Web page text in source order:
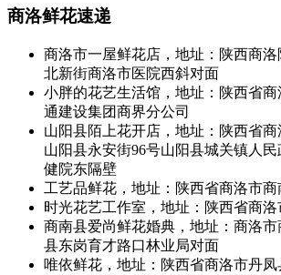
商洛鲜花速递
商洛市一屋鲜花店，地址：陕西商
北新街商洛市医院西斜对面
小胖的花艺生活馆，地址：陕西省
通建设集团商界分公司
山阳县陌上花开店，地址：陕西省
山阳县永安街96号山阳县城关镇人
健院东隔壁
工艺品鲜花，地址：陕西省商洛市
时光花艺工作室，地址：陕西省商
商南县爱尚鲜花婚典，地址：商洛
县东岗育才路口林业局对面
唯依鲜花，地址：陕西省商洛市丹